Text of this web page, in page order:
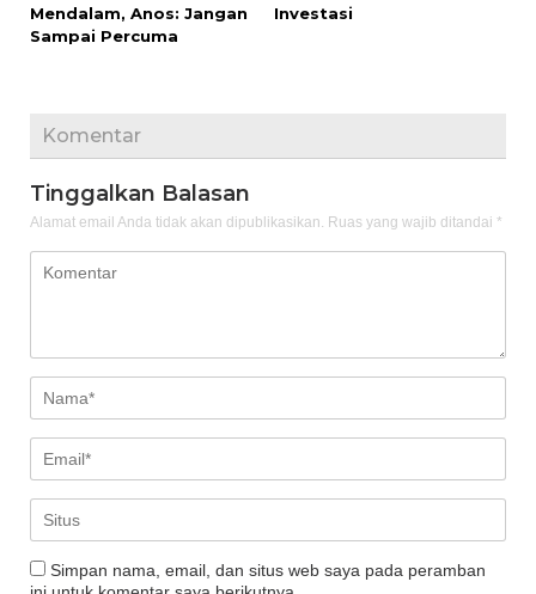
Mendalam, Anos: Jangan
Sampai Percuma
Investasi
Komentar
Tinggalkan Balasan
Alamat email Anda tidak akan dipublikasikan. Ruas yang wajib ditandai *
Simpan nama, email, dan situs web saya pada peramban